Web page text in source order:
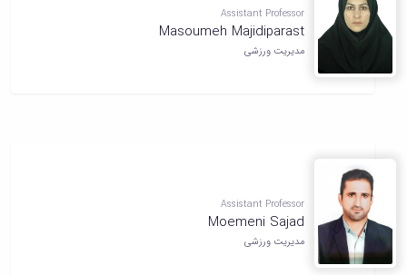
دانشگاه
Assistant Professor
Masoumeh Majidiparast
مدیریت ورزشی
Assistant Professor
Moemeni Sajad
مدیریت ورزشی